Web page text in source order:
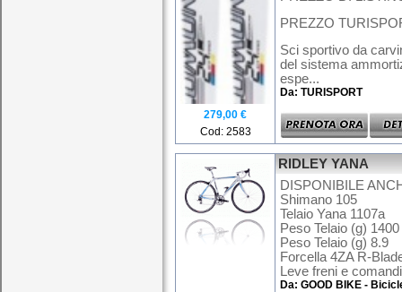
279,00 €
Cod: 2583
PREZZO
Sci sportivo da
del sistema
espe...
Da: TURISPORT
RIDLEY YANA
DISPONIBILE
Shimano 105
Telaio Yana 1107a
Peso Telaio (g) 1400
Peso Telaio (g) 8.9
Forcella 4ZA R-
Leve freni e
Da: GOOD BIKE -